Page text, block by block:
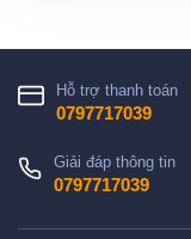
Hỗ trợ thanh toán
0797717039
Giải đáp thông tin
0797717039